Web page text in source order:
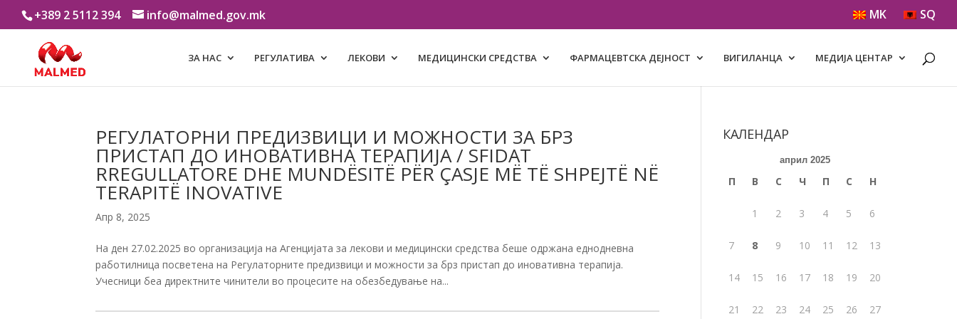
+389 2 5112 394 info@malmed.gov.mk MK SQ
ЗА НАС РЕГУЛАТИВА ЛЕКОВИ МЕДИЦИНСКИ СРЕДСТВА ФАРМАЦЕВТСКА ДЕЈНОСТ ВИГИЛАНЦА МЕДИЈА ЦЕНТАР
РЕГУЛАТОРНИ ПРЕДИЗВИЦИ И МОЖНОСТИ ЗА БРЗ
ПРИСТАП ДО ИНОВАТИВНА ТЕРАПИЈА / SFIDAT
RREGULLATORE DHE MUNDËSITË PËR ÇASJE MË TË SHPEJTË NË
TERAPITË INOVATIVE
Апр 8, 2025
На ден 27.02.2025 во организација на Агенцијата за лекови и медицински средства беше одржана еднодневна
работилница посветена на Регулаторните предизвици и можности за брз пристап до иновативна терапија.
Учесници беа директните чинители во процесите на обезбедување на...
КАЛЕНДАР
април 2025
П В С Ч П С Н
1 2 3 4 5 6
7 8 9 10 11 12 13
14 15 16 17 18 19 20
21 22 23 24 25 26 27